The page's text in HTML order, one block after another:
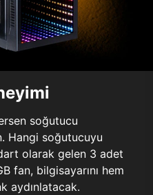
soğutucu
Hangi soğutucuyu
olarak gelen 3 adet
fan, bilgisayarını hem
aydınlatacak.